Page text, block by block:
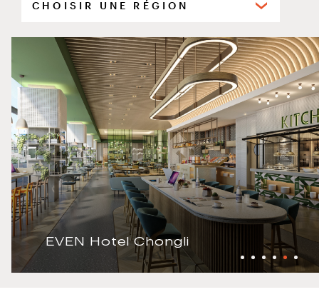
EVEN Hotels Orlando International